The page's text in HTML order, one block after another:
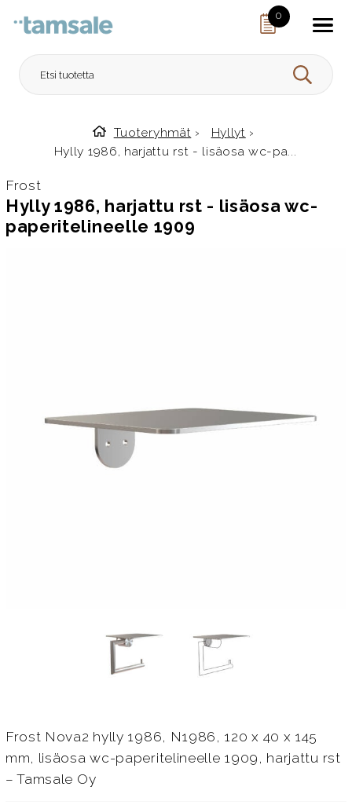
0
HAE
Etusivulle
Tuoteryhmät › Hyllyt ›
Hylly 1986, harjattu rst - lisäosa wc-pa...
Frost
Hylly 1986, harjattu rst - lisäosa wc-
paperitelineelle 1909
Frost Nova2 hylly 1986, N1986, 120 x 40 x 145
mm, lisäosa wc-paperitelineelle 1909, harjattu rst
– Tamsale Oy